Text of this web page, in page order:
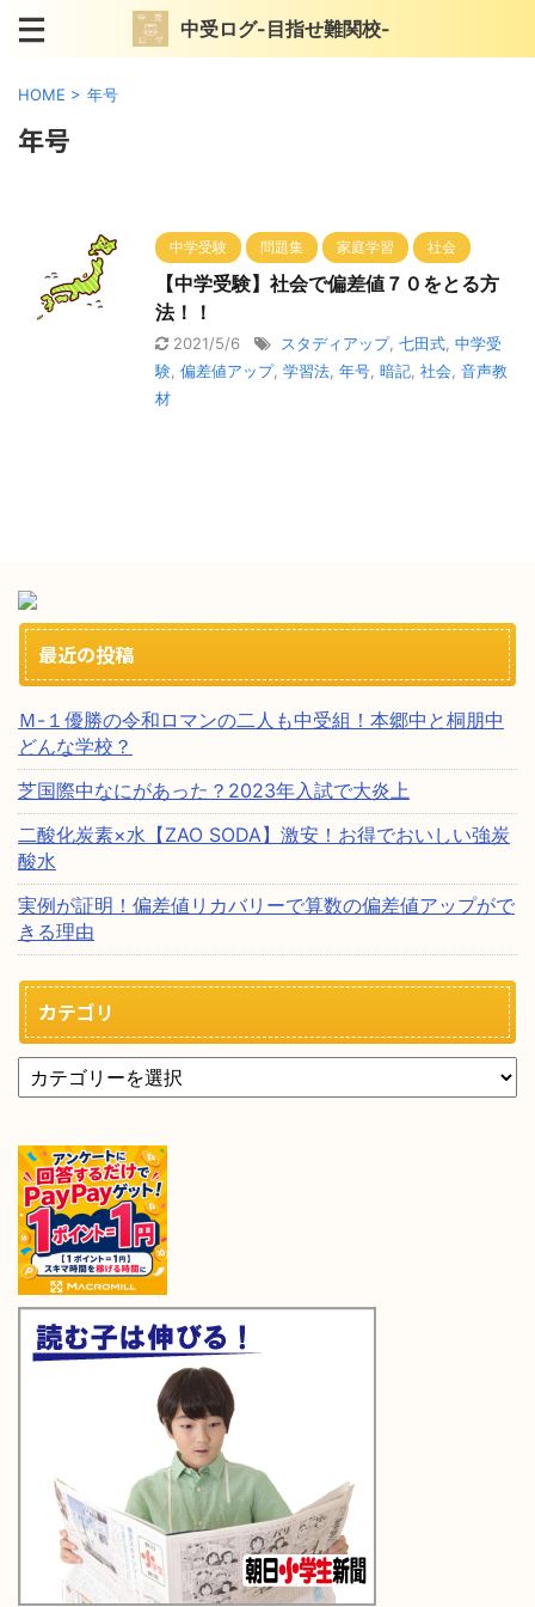
中受ログ-目指せ難関校-
HOME > 年号
年号
中学受験 問題集 家庭学習 社会
【中学受験】社会で偏差値７０をとる方
法！！
2021/5/6 スタディアップ, 七田式 中学受
験 偏差値アップ, 学習法 年号 暗記 社会 音声教
材
最近の投稿
Ｍ-１優勝の令和ロマンの二人も中受組！本郷中と桐朋中
どんな学校？
芝国際中なにがあった？2023年入試で大炎上
二酸化炭素×水【ZAO SODA】激安！お得でおいしい強炭
酸水
実例が証明！偏差値リカバリーで算数の偏差値アップがで
きる理由
カテゴリ